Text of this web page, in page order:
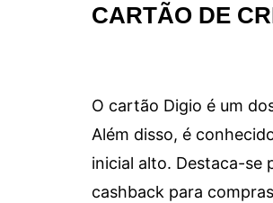
CARTÃO DE
O cartão Digio é um
Além disso, é
inicial alto. Destaca-se
cashback para